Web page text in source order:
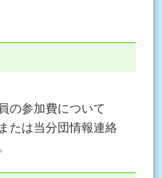
の参加費について
たは当分団情報連絡